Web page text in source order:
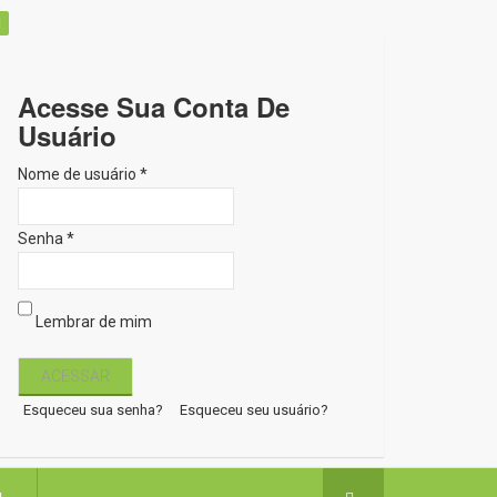
Acesse Sua Conta De
Usuário
Nome de usuário *
Senha *
Lembrar de mim
Esqueceu sua senha? Esqueceu seu usuário?